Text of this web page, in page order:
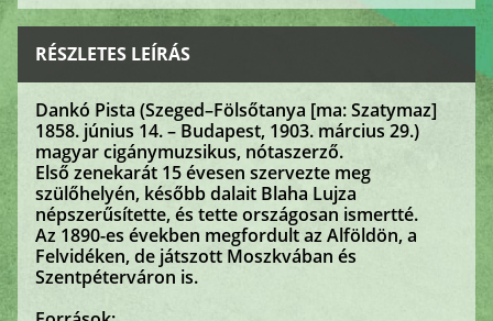
RÉSZLETES LEÍRÁS
Dankó Pista (Szeged–Fölsőtanya [ma: Szatymaz]
1858. június 14. – Budapest, 1903. március 29.)
magyar cigánymuzsikus, nótaszerző.
Első zenekarát 15 évesen szervezte meg
szülőhelyén, később dalait Blaha Lujza
népszerűsítette, és tette országosan ismertté.
Az 1890-es években megfordult az Alföldön, a
Felvidéken, de játszott Moszkvában és
Szentpéterváron is.